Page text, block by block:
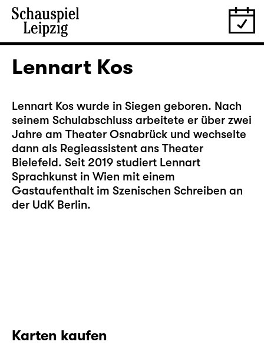
Lennart Kos
Lennart Kos wurde in Siegen geboren. Nach
seinem Schulabschluss arbeitete er über zwei
Jahre am Theater Osnabrück und wechselte
dann als Regieassistent ans Theater
Bielefeld. Seit 2019 studiert Lennart
Sprachkunst in Wien mit einem
Gastaufenthalt im Szenischen Schreiben an
der UdK Berlin.
Karten kaufen